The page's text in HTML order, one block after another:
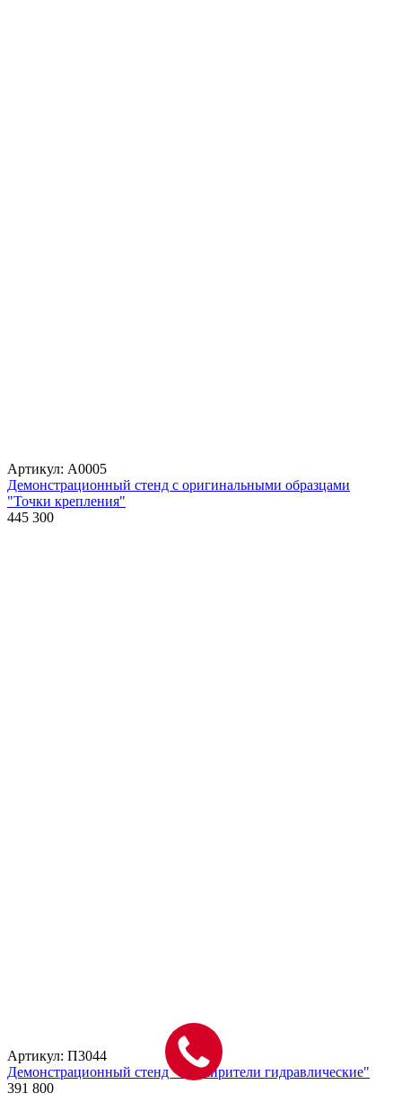
Артикул: А0005
Демонстрационный стенд с оригинальными образцами
"Точки крепления"
445 300
Артикул: П3044
Демонстрационный стенд "Расширители гидравлические"
391 800